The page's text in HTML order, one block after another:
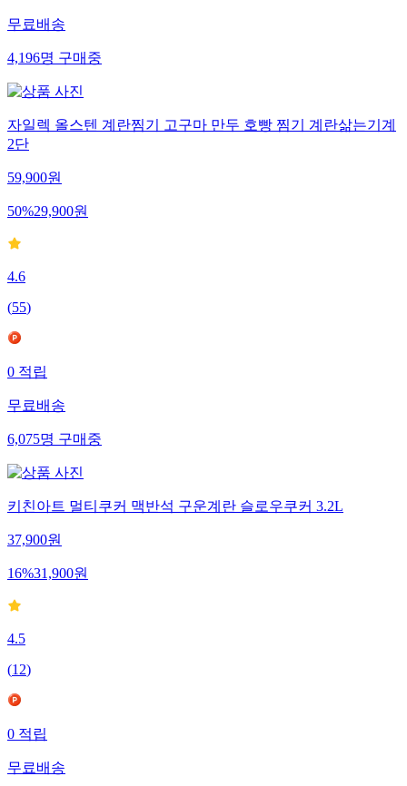
무료배송
4,196명 구매중
자일렉 올스텐 계란찜기 고구마 만두 호빵 찜기 계란삶는기계
2단
59,900원
50%29,900원
4.6
(55)
0 적립
무료배송
6,075명 구매중
키친아트 멀티쿠커 맥반석 구운계란 슬로우쿠커 3.2L
37,900원
16%31,900원
4.5
(12)
0 적립
무료배송